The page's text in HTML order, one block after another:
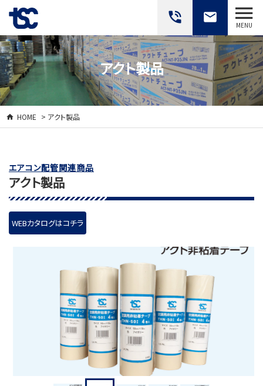
MENU
phone_in_talk email
アクト製品
HOME > アクト製品
エアコン配管関連商品
アクト製品
WEBカタログはコチラ